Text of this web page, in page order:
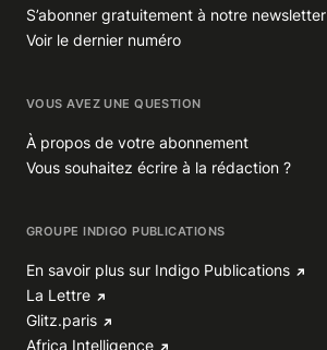
S’abonner gratuitement à notre newsletter
Voir le dernier numéro
VOUS AVEZ UNE QUESTION
À propos de votre abonnement
Vous souhaitez écrire à la rédaction ?
GROUPE INDIGO PUBLICATIONS
En savoir plus sur Indigo Publications
La Lettre
Glitz.paris
Africa Intelligence